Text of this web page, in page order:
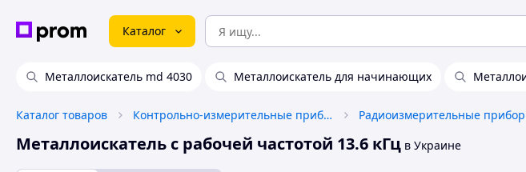
Каталог
Металлоискатель md 4030 Металлоискатель для начинающих
Каталог товаров Контрольно-измерительные приборы Радиоизмерительные
Металлоискатель с рабочей частотой 13.6 кГц в Украине